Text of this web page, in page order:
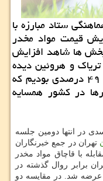
ستاد مبارزه با
قیمت مواد مخدر
بخش ها شاهد افزایش
و هروئین دیده
می شود، اما در شیشه شاهد كاهش ۴۹ درصدی بودیم كه
در كشور همسایه
در انتها دومین جلسه
تهران در جمع خبرنگاران
با قاچاق مواد مخدر
برابر روال گذشته در
شد. در مقایسه دو